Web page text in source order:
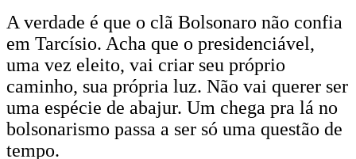
A verdade é que o clã Bolsonaro não confia
em Tarcísio. Acha que o presidenciável,
uma vez eleito, vai criar seu próprio
caminho, sua própria luz. Não vai querer ser
uma espécie de abajur. Um chega pra lá no
bolsonarismo passa a ser só uma questão de
tempo.